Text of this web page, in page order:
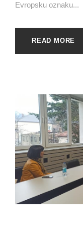
Evropsku oznaku...
READ MORE